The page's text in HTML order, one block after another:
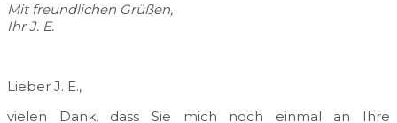
Mit freundlichen Grüßen,
Ihr J. E.
Lieber J. E.,
vielen Dank, dass Sie mich noch einmal an Ihre